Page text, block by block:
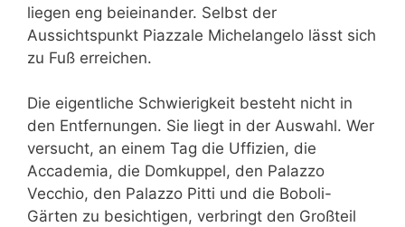
liegen eng beieinander. Selbst der
Aussichtspunkt Piazzale Michelangelo lässt sich
zu Fuß erreichen.
Die eigentliche Schwierigkeit besteht nicht in
den Entfernungen. Sie liegt in der Auswahl. Wer
versucht, an einem Tag die Uffizien, die
Accademia, die Domkuppel, den Palazzo
Vecchio, den Palazzo Pitti und die Boboli-
Gärten zu besichtigen, verbringt den Großteil